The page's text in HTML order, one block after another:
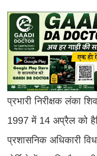
प्रभारी निरीक्षक लंका
1997 में 14 अप्रैल को
प्रशासनिक अधिकारी